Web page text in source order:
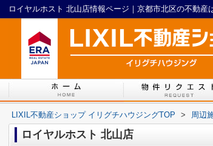
ロイヤルホスト 北山店情報ページ｜京都市北区の不動
LIXIL不動産ショップ イリグチハウジングTOP > 周辺
ロイヤルホスト 北山店